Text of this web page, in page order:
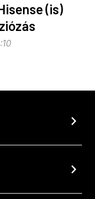
(is)
chevron_right
chevron_right